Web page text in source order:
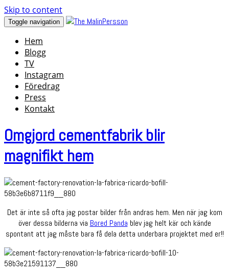
Skip to content
Toggle navigation
Hem
Blogg
TV
Instagram
Föredrag
Press
Kontakt
Omgjord cementfabrik blir
magnifikt hem
Det är inte så ofta jag postar bilder från andras hem. Men när jag kom
över dessa bilderna via Bored Panda blev jag helt kär och kände
spontant att jag måste bara få dela detta underbara projektet med er!!